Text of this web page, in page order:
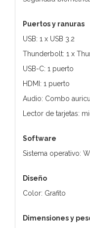
Puertos y ranuras
USB: 1 x USB 3.2
Thunderbolt: 1 x
USB-C: 1 puerto
HDMI: 1 puerto
Audio: Combo
Lector de tarjetas:
Software
Sistema operativo:
Diseño
Color: Grafito
Dimensiones y